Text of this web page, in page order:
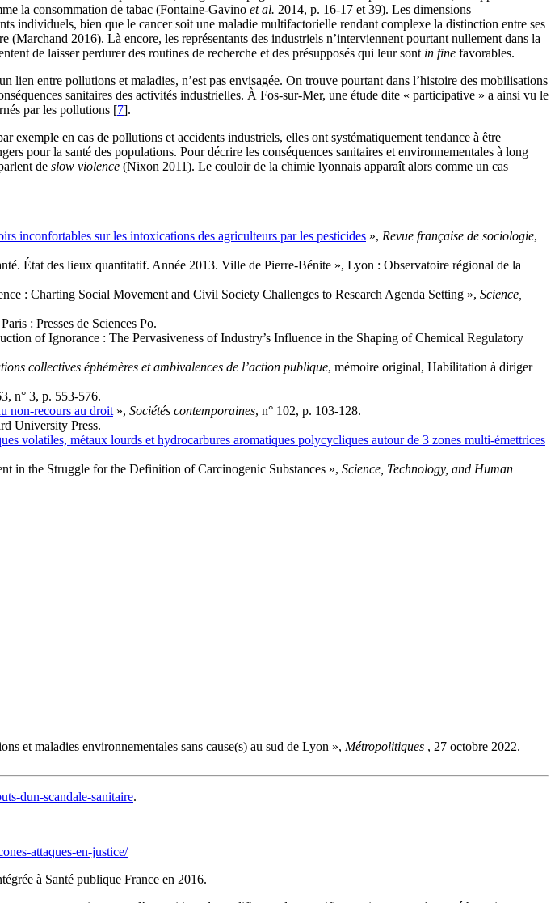
la consommation de tabac (Fontaine-Gavino et al. 2014, p. 16-17 et 39). Les dimensions
individuels, bien que le cancer soit une maladie multifactorielle rendant complexe la distinction entre ses
(Marchand 2016). Là encore, les représentants des industriels n’interviennent pourtant nullement dans la
de laisser perdurer des routines de recherche et des présupposés qui leur sont in fine favorables.
lien entre pollutions et maladies, n’est pas envisagée. On trouve pourtant dans l’histoire des mobilisations
sanitaires des activités industrielles. À Fos-sur-Mer, une étude dite « participative » a ainsi vu le
par les pollutions [7].
exemple en cas de pollutions et accidents industriels, elles ont systématiquement tendance à être
pour la santé des populations. Pour décrire les conséquences sanitaires et environnementales à long
de slow violence (Nixon 2011). Le couloir de la chimie lyonnais apparaît alors comme un cas
inconfortables sur les intoxications des agriculteurs par les pesticides », Revue française de sociologie,
État des lieux quantitatif. Année 2013. Ville de Pierre-Bénite », Lyon : Observatoire régional de la
: Charting Social Movement and Civil Society Challenges to Research Agenda Setting », Science,
: Presses de Sciences Po.
of Ignorance : The Pervasiveness of Industry’s Influence in the Shaping of Chemical Regulatory
collectives éphémères et ambivalences de l’action publique, mémoire original, Habilitation à diriger
n° 3, p. 553‑576.
non-recours au droit», Sociétés contemporaines, n° 102, p. 103‑128.
University Press.
volatiles, métaux lourds et hydrocarbures aromatiques polycycliques autour de 3 zones multi-émettrices
in the Struggle for the Definition of Carcinogenic Substances », Science, Technology, and Human
et maladies environnementales sans cause(s) au sud de Lyon », Métropolitiques , 27 octobre 2022.
dun-scandale-sanitaire.
attaques-en-justice/
à Santé publique France en 2016.